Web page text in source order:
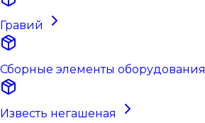
Гравий
Сборные элементы оборудования
Известь негашеная